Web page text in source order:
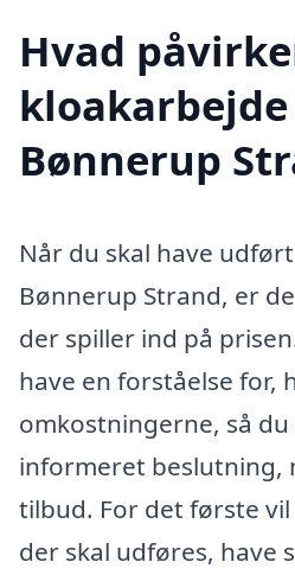
Hvad
Bønnerup
Når du skal have
Bønnerup Strand, er
der spiller ind på
have en forståelse for,
omkostningerne, så
informeret beslutning,
tilbud. For det første
der skal udføres, have